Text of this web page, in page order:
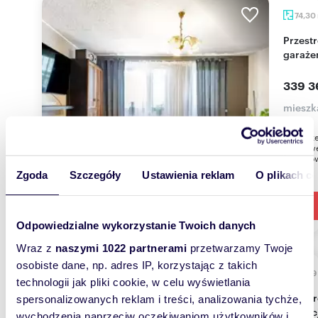
Zgoda Szczegóły Ustawienia reklam O plikach
Odpowiedzialne wykorzystanie Twoich danych
Wraz z naszymi 1022 partnerami przetwarzamy Twoje
osobiste dane, np. adres IP, korzystając z takich
technologii jak pliki cookie, w celu wyświetlania
spersonalizowanych reklam i treści, analizowania tychże,
74,30
Przestronne 3-pokojowe mieszkanie z balkonem i
339
Na
52,59
Przestronne 2-pokojowe mieszkanie do remontu,